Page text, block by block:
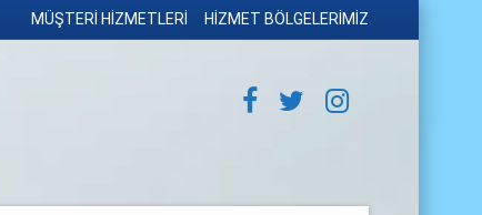
MÜŞTERİ HİZMETLERİ HİZMET BÖLGELERİMİZ